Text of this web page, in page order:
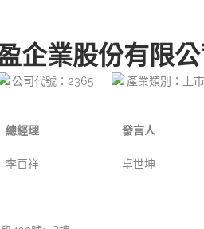
企業股份有限公
公司代號：2365 產業類別：上
總經理 發言人
李百祥 卓世坤